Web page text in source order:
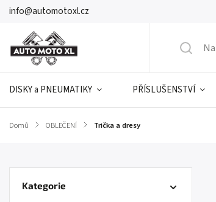
info@automotoxl.cz
DISKY a PNEUMATIKY PŘÍSLUŠENSTVÍ
Domů / OBLEČENÍ / Trička a dresy
Kategorie